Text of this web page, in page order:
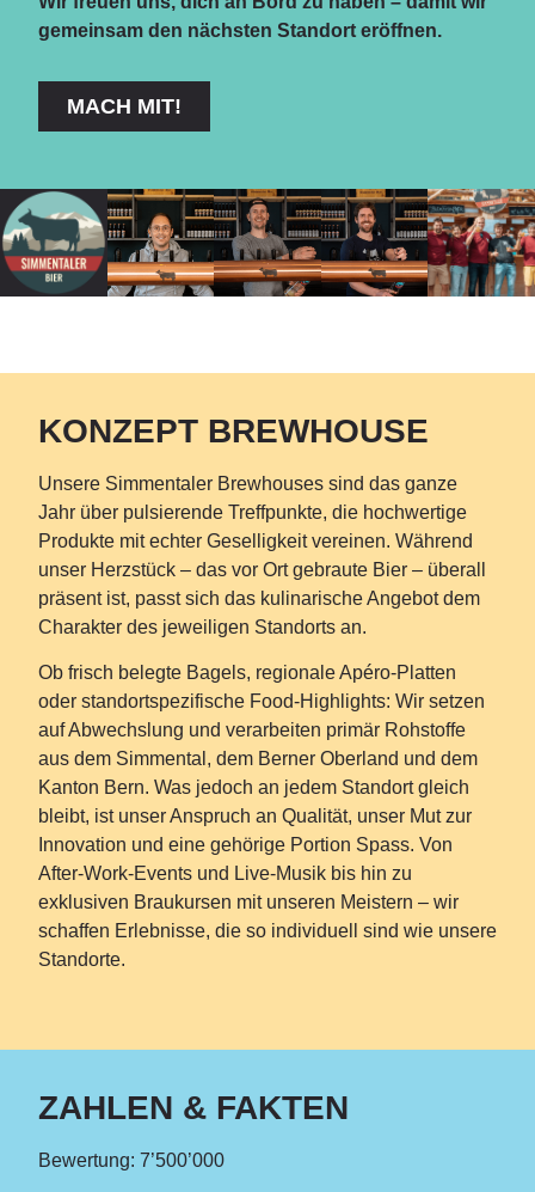
gemeinsam den nächsten Standort eröffnen.
MACH MIT!
KONZEPT BREWHOUSE
Unsere Simmentaler Brewhouses sind das ganze
Jahr über pulsierende Treffpunkte, die hochwertige
Produkte mit echter Geselligkeit vereinen. Während
unser Herzstück – das vor Ort gebraute Bier – überall
präsent ist, passt sich das kulinarische Angebot dem
Charakter des jeweiligen Standorts an.
Ob frisch belegte Bagels, regionale Apéro-Platten
oder standortspezifische Food-Highlights: Wir setzen
auf Abwechslung und verarbeiten primär Rohstoffe
aus dem Simmental, dem Berner Oberland und dem
Kanton Bern. Was jedoch an jedem Standort gleich
bleibt, ist unser Anspruch an Qualität, unser Mut zur
Innovation und eine gehörige Portion Spass. Von
After-Work-Events und Live-Musik bis hin zu
exklusiven Braukursen mit unseren Meistern – wir
schaffen Erlebnisse, die so individuell sind wie unsere
Standorte.
ZAHLEN & FAKTEN
Bewertung: 7’500’000